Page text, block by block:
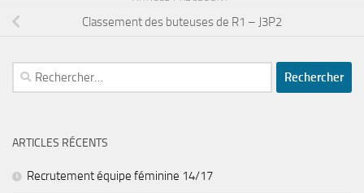
Classement des buteuses de R1 – J3P2
Rechercher :
ARTICLES RÉCENTS
Recrutement équipe féminine 14/17